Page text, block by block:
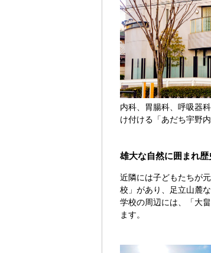
内科、胃腸科、呼吸器
け付ける「あだち宇野
雄大な自然に囲まれ
近隣には子どもたちが
校」があり、足立山麓
学校の周辺には、「大
ます。